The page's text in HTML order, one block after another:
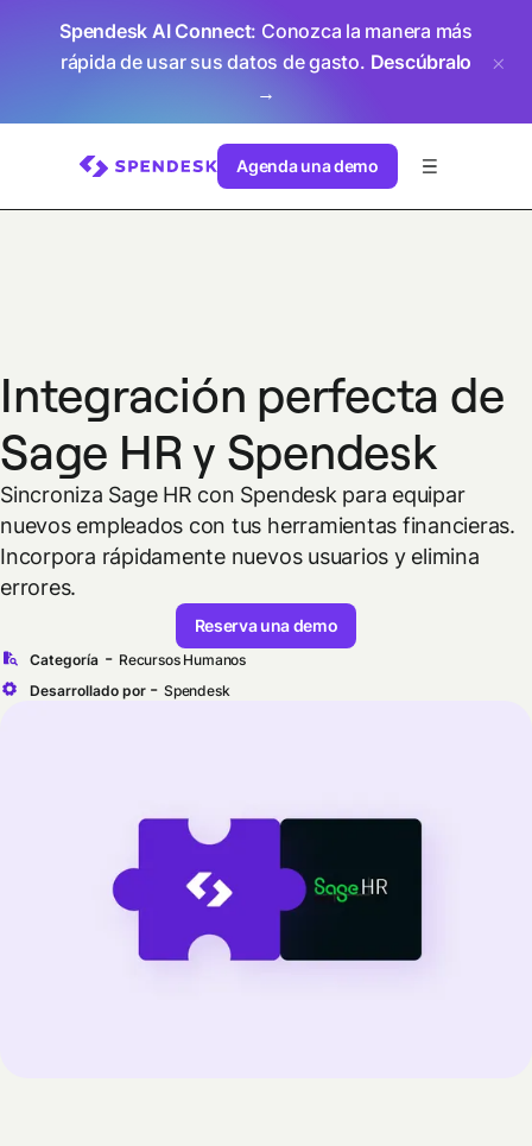
Spendesk AI Connect: Conozca la manera más
rápida de usar sus datos de gasto. Descúbralo
→
Agenda una demo
Integración perfecta de
Sage HR y Spendesk
Sincroniza Sage HR con Spendesk para equipar
nuevos empleados con tus herramientas financieras.
Incorpora rápidamente nuevos usuarios y elimina
errores.
Reserva una demo
Categoría - Recursos Humanos
Desarrollado por - Spendesk